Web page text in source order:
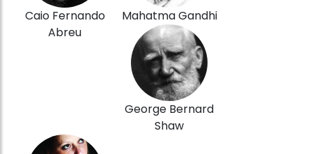
Caio Fernando
Abreu
Mahatma Gandhi
George Bernard
Shaw